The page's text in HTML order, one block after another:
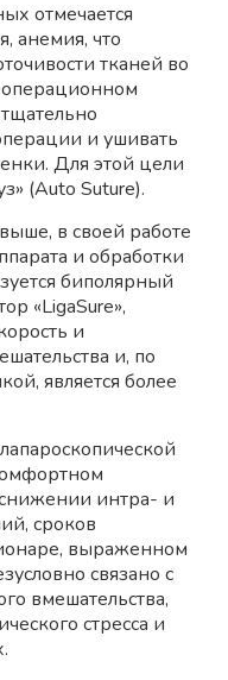
отмечается
анемия, что
тканей во
и ушивать
Для этой цели
(Auto Suture).
в своей работе
и обработки
биполярный
«LigaSure»,
и
и, по
является более
интра- и
сроков
выраженном
связано с
вмешательства,
стресса и